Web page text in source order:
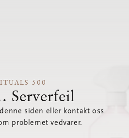
500
siden eller kontakt oss
problemet vedvarer.